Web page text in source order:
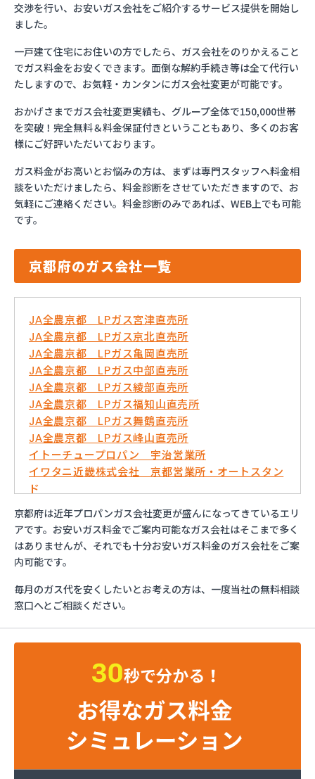
交渉を行い、お安いガス会社をご紹介するサービス提供を開始し
ました。
一戸建て住宅にお住いの方でしたら、ガス会社をのりかえること
でガス料金をお安くできます。面倒な解約手続き等は全て代行い
たしますので、お気軽・カンタンにガス会社変更が可能です。
おかげさまでガス会社変更実績も、グループ全体で150,000世帯
を突破！完全無料＆料金保証付きということもあり、多くのお客
様にご好評いただいております。
ガス料金がお高いとお悩みの方は、まずは専門スタッフへ料金相
談をいただけましたら、料金診断をさせていただきますので、お
気軽にご連絡ください。料金診断のみであれば、WEB上でも可能
です。
京都府のガス会社一覧
JA全農京都 LPガス宮津直売所
JA全農京都 LPガス京北直売所
JA全農京都 LPガス亀岡直売所
JA全農京都 LPガス中部直売所
JA全農京都 LPガス綾部直売所
JA全農京都 LPガス福知山直売所
JA全農京都 LPガス舞鶴直売所
JA全農京都 LPガス峰山直売所
イトーチュープロパン 宇治営業所
イワタニ近畿株式会社 京都営業所・オートスタン
ド
イワタニ近畿株式会社 福知山営業所
はやし万商店
ミライフ西日本株式会社 京滋支店 上鳥羽オート
ガススタンド
ヤサカ商事株式会社 久世営業所
ヤサカ商事株式会社 山科営業所
阿波島産業有限会社
伊丹産業株式会社 福知山営業所
株式会社ガストピア
株式会社ガスネット
株式会社キョウプロ
京都府は近年プロパンガス会社変更が盛んになってきているエリ
アです。お安いガス料金でご案内可能なガス会社はそこまで多く
はありませんが、それでも十分お安いガス料金のガス会社をご案
内可能です。
毎月のガス代を安くしたいとお考えの方は、一度当社の無料相談
窓口へとご相談ください。